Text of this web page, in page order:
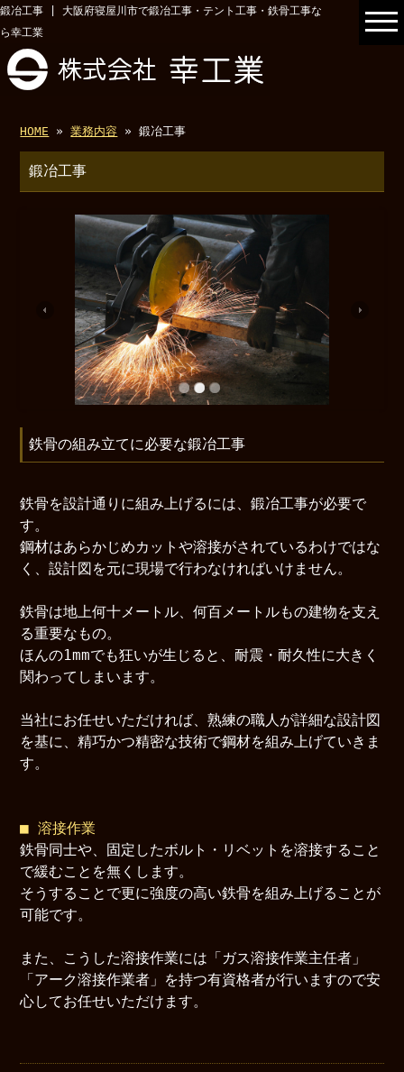
鍛冶工事 | 大阪府寝屋川市で鍛冶工事・テント工事・鉄骨工事な
ら幸工業
HOME »業務内容 » 鍛冶工事
鍛冶工事
鉄骨の組み立てに必要な鍛冶工事
鉄骨を設計通りに組み上げるには、鍛冶工事が必要で
す。
鋼材はあらかじめカットや溶接がされているわけではな
く、設計図を元に現場で行わなければいけません。
鉄骨は地上何十メートル、何百メートルもの建物を支え
る重要なもの。
ほんの1mmでも狂いが生じると、耐震・耐久性に大きく
関わってしまいます。
当社にお任せいただければ、熟練の職人が詳細な設計図
を基に、精巧かつ精密な技術で鋼材を組み上げていきま
す。
■ 溶接作業
鉄骨同士や、固定したボルト・リベットを溶接すること
で緩むことを無くします。
そうすることで更に強度の高い鉄骨を組み上げることが
可能です。
また、こうした溶接作業には「ガス溶接作業主任者」
「アーク溶接作業者」を持つ有資格者が行いますので安
心してお任せいただけます。